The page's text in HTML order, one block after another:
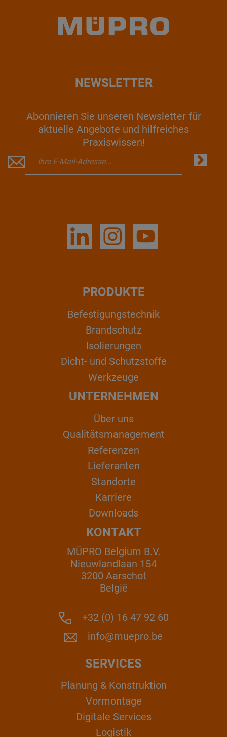
NEWSLETTER
Abonnieren Sie unseren Newsletter für
aktuelle Angebote und hilfreiches
Praxiswissen!
PRODUKTE
Befestigungstechnik
Brandschutz
Isolierungen
Dicht- und Schutzstoffe
Werkzeuge
UNTERNEHMEN
Über uns
Qualitätsmanagement
Referenzen
Lieferanten
Standorte
Karriere
Downloads
KONTAKT
MÜPRO Belgium B.V.
Nieuwlandlaan 154
3200 Aarschot
België
+32 (0) 16 47 92 60
info@muepro.be
SERVICES
Planung & Konstruktion
Vormontage
Digitale Services
Logistik